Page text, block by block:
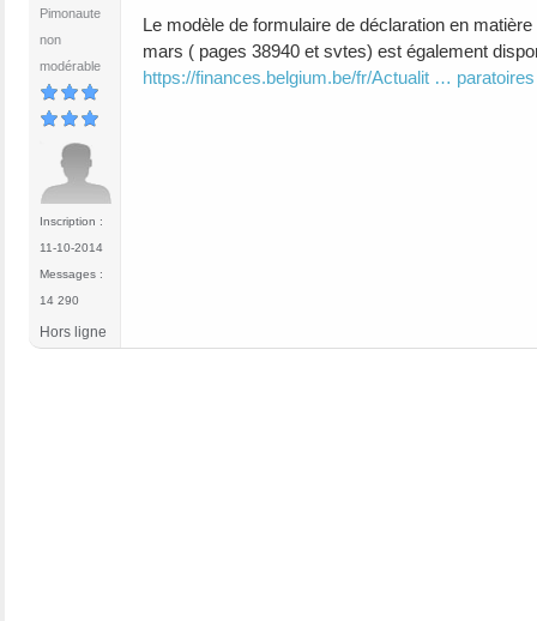
Pimonaute
non
modérable
Inscription :
11-10-2014
Messages :
14 290
Le modèle de formulaire de déclaration en
mars ( pages 38940 et svtes) est également
https://finances.belgium.be/fr/Actualit … paratoires
Hors ligne